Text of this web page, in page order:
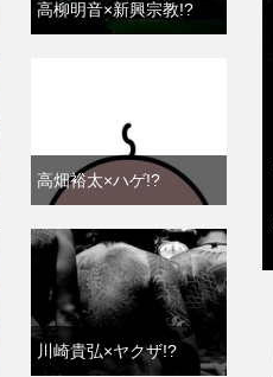
高柳明音×新興宗教!?
高畑裕太×ハゲ!?
川崎貴弘×ヤクザ!?